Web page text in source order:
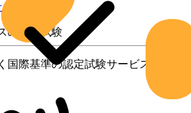
の製品試験
国際基準の認定試験サービス